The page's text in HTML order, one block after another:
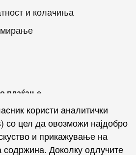
и колачиња
плаќање
на социјалните мрежи
користи аналитички
со цел да овозможи најдобро
и прикажување на
содржина. Доколку одлучите